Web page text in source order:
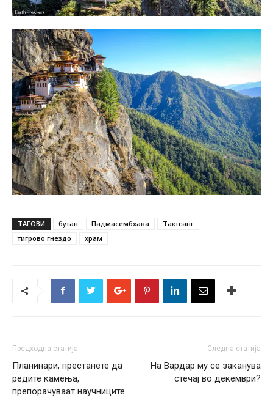
ТАГОВИ бутан Падмасембхава
Тактсанг
тигрово гнездо
храм
Предходна статија
Планинари, престанете да
редите камења,
препорачуваат научниците
Следна статија
На Вардар му се заканува
стечај во декември?